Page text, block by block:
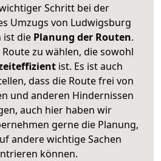
Schritt bei der
Umzugs von Ludwigsburg
ist die Planung der Routen.
zu wählen, die sowohl
ist. Es ist auch
dass die Route frei von
und anderen Hindernissen
auch hier haben wir
gerne die Planung,
andere wichtige Sachen
können.